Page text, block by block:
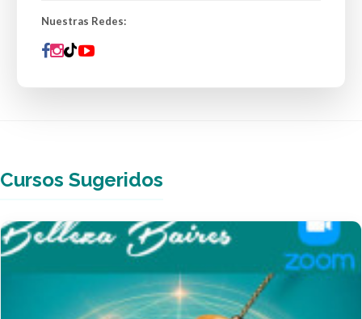
Nuestras Redes:
Cursos Sugeridos